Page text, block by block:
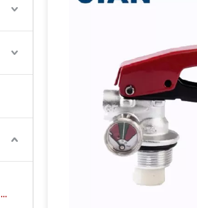
Válvula de extinción de polvo seco